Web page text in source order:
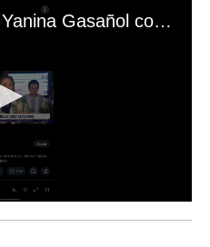
El mal momento de Yanina Gasañol con un hincha argentino en "Subrayado"